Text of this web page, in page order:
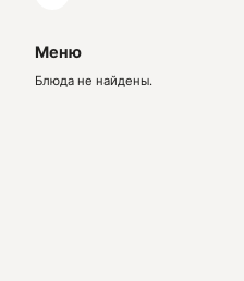
Меню
Блюда не найдены.